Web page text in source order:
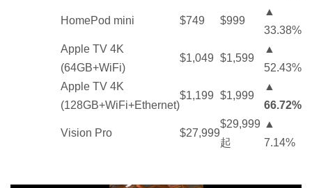
HomePod mini $749 $999
▲
33.38%
Apple TV 4K
(64GB+WiFi)
$1,049 $1,599
▲
52.43%
Apple TV 4K
(128GB+WiFi+Ethernet)
$1,199 $1,999
▲
66.72%
Vision Pro $27,999
$29,999
起
▲
7.14%